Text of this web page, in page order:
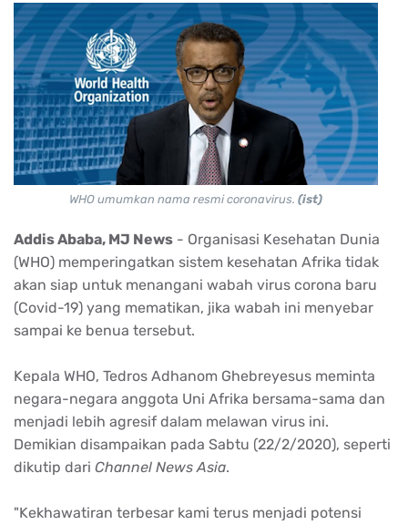
WHO umumkan nama resmi coronavirus. (ist)
Addis Ababa, MJ News - Organisasi Kesehatan Dunia
(WHO) memperingatkan sistem kesehatan Afrika tidak
akan siap untuk menangani wabah virus corona baru
(Covid-19) yang mematikan, jika wabah ini menyebar
sampai ke benua tersebut.
Kepala WHO, Tedros Adhanom Ghebreyesus meminta
negara-negara anggota Uni Afrika bersama-sama dan
menjadi lebih agresif dalam melawan virus ini.
Demikian disampaikan pada Sabtu (22/2/2020), seperti
dikutip dari Channel News Asia.
"Kekhawatiran terbesar kami terus menjadi potensi